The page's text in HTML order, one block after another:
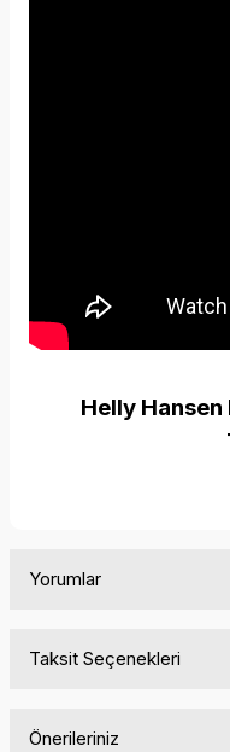
Helly Hansen
Yorumlar
Taksit Seçenekleri
Önerileriniz